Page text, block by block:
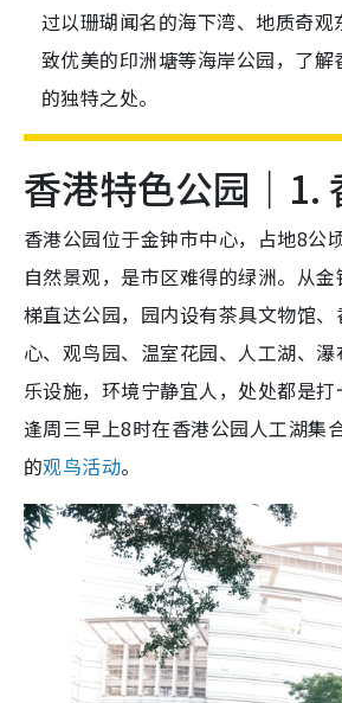
过以珊瑚闻名的海下湾、地质奇观
致优美的印洲塘等海岸公园，了解
的独特之处。
香港特色公园｜1.
香港公园位于金钟市中心，占地8公
自然景观，是市区难得的绿洲。从
梯直达公园，园内设有茶具文物馆
心、观鸟园、温室花园、人工湖、
乐设施，环境宁静宜人，处处都是打
逢周三早上8时在香港公园人工湖集
的观鸟活动。